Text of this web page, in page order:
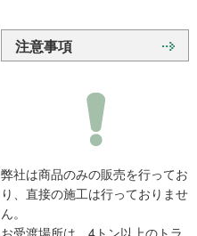
注意事項
弊社は商品のみの販売を行ってお
り、直接の施工は行っておりませ
ん。
お受渡場所は、4トン以上のトラ